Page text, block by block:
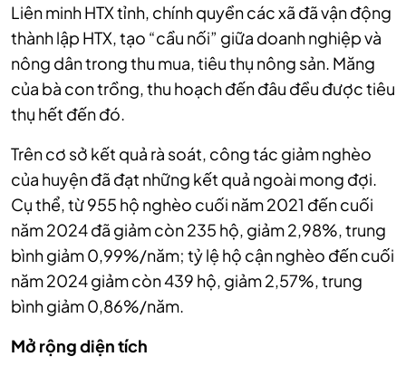
Liên minh HTX tỉnh, chính quyền các xã đã vận động
thành lập HTX, tạo “cầu nối” giữa doanh nghiệp và
nông dân trong thu mua, tiêu thụ nông sản. Măng
của bà con trồng, thu hoạch đến đâu đều được tiêu
thụ hết đến đó.
Trên cơ sở kết quả rà soát, công tác giảm nghèo
của huyện đã đạt những kết quả ngoài mong đợi.
Cụ thể, từ 955 hộ nghèo cuối năm 2021 đến cuối
năm 2024 đã giảm còn 235 hộ, giảm 2,98%, trung
bình giảm 0,99%/năm; tỷ lệ hộ cận nghèo đến cuối
năm 2024 giảm còn 439 hộ, giảm 2,57%, trung
bình giảm 0,86%/năm.
Mở rộng diện tích